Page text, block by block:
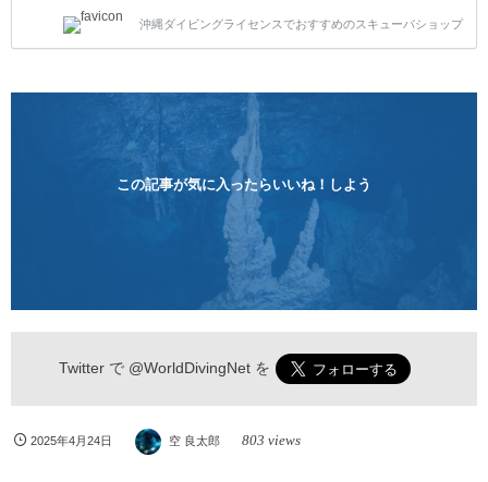
1人様から気軽にご参加ください。 全てのコースで高
画質の記念撮影&水中撮影付きです。初心者の方やダ
ンペーン！！￥16800 ￥11800(税込) 器材 / 送迎 / 保
険 / 全て込み ダイビングがはじめての方や初心者でも
気軽に体験できる半日のコース。沖縄本島のビーチか
らのんびりダイビングを楽しめます...
沖縄ダイビングライセンスでおすすめのスキューバショップ
この記事が気に入ったらいいね！しよう
Twitter で @WorldDivingNetを
2025年4月24日 空 良太郎 803 views